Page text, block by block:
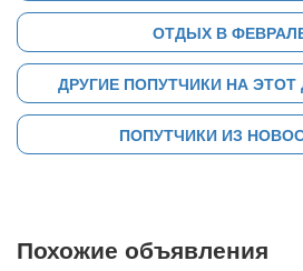
ОТДЫХ В
ДРУГИЕ ПОПУТЧИКИ НА ЭТОТ
ПОПУТЧИКИ ИЗ
Похожие объявления